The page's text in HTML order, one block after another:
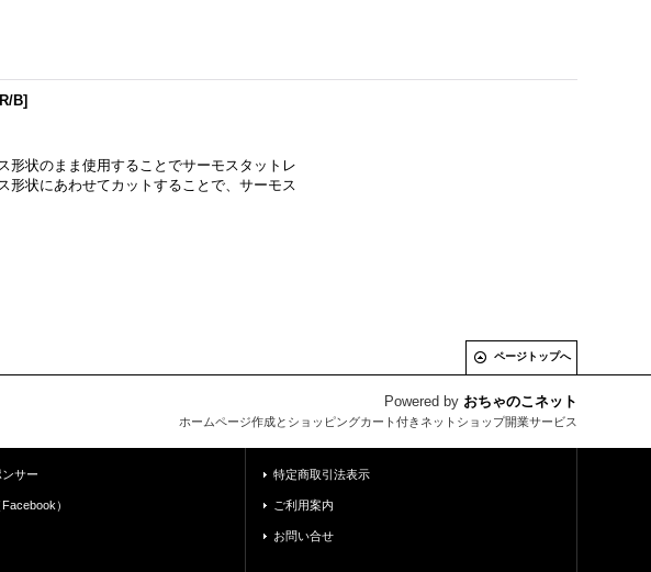
B]
形状のまま使用することでサーモスタットレ
形状にあわせてカットすることで、サーモス
ページトップへ
Powered by おちゃのこネット
ホームページ作成とショッピングカート付きネットショップ開業サービス
サー
）
特定商取引法表示
ご利用案内
お問い合せ